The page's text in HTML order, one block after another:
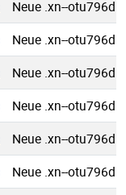
Neue .xn--otu796d
Neue .xn--otu796d
Neue .xn--otu796d
Neue .xn--otu796d
Neue .xn--otu796d
Neue .xn--otu796d